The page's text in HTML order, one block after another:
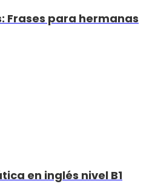
Frases para hermanas
en inglés nivel B1